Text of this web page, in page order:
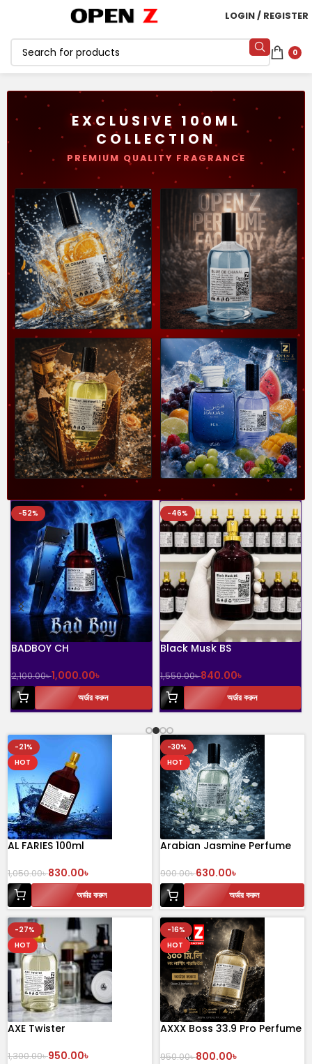
LOGIN / REGISTER
0
EXCLUSIVE 100ML
COLLECTION
PREMIUM QUALITY FRAGRANCE
-52%
BADBOY CH
2,100.00৳1,000.00৳
অর্ডার করুন
-46%
Black Musk BS
1,550.00৳840.00৳
অর্ডার করুন
-21%
HOT
AL FARIES 100ml
1,050.00৳830.00৳
অর্ডার করুন
-30%
HOT
Arabian Jasmine Perfume
900.00৳630.00৳
অর্ডার করুন
-27%
HOT
AXE Twister
1,300.00৳950.00৳
-16%
HOT
AXXX Boss 33.9 Pro Perfume
950.00৳800.00৳